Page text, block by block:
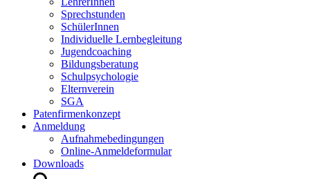
Sprechstunden
SchülerInnen
Individuelle Lernbegleitung
Jugendcoaching
Bildungsberatung
Schulpsychologie
Elternverein
SGA
Patenfirmenkonzept
Anmeldung
Aufnahmebedingungen
Online-Anmeldeformular
Downloads